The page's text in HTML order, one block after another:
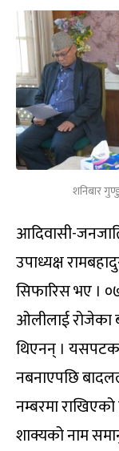
शनिबार
आदिवासी-
उपाध्यक्ष
सिफारिस भए ।
ओलीलाई रोजेका
थिएनन् । यसपटक
नबनाएपछि
नम्बरमा
शाक्यको नाम